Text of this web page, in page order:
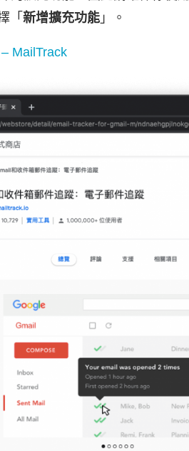
「 新增擴充功能 」。
MailTrack